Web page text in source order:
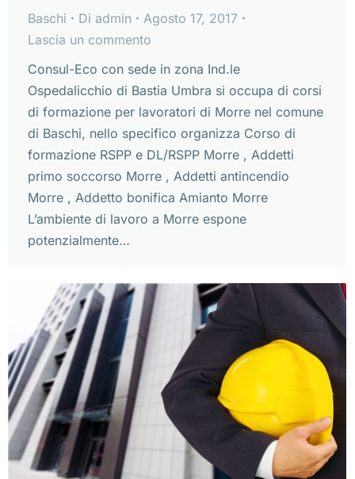
Baschi Di admin
Agosto 17, 2017
Lascia un commento
Consul-Eco con sede in zona Ind.le
Ospedalicchio di Bastia Umbra si occupa di corsi
di formazione per lavoratori di Morre nel comune
di Baschi, nello specifico organizza Corso di
formazione RSPP e DL/RSPP Morre , Addetti
primo soccorso Morre , Addetti antincendio
Morre , Addetto bonifica Amianto Morre
L’ambiente di lavoro a Morre espone
potenzialmente…